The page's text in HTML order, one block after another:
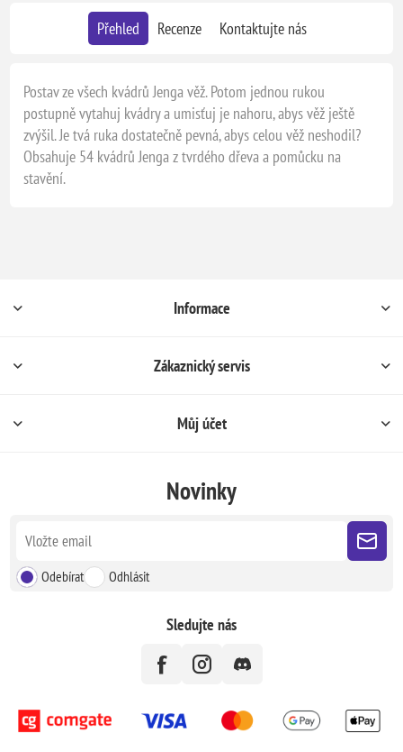
Přehled Recenze Kontaktujte nás
Postav ze všech kvádrů Jenga věž. Potom jednou rukou
postupně vytahuj kvádry a umisťuj je nahoru, abys věž ještě
zvýšil. Je tvá ruka dostatečně pevná, abys celou věž neshodil?
Obsahuje 54 kvádrů Jenga z tvrdého dřeva a pomůcku na
stavění.
Informace
Zákaznický servis
Můj účet
Novinky
Odebírat Odhlásit
Sledujte nás